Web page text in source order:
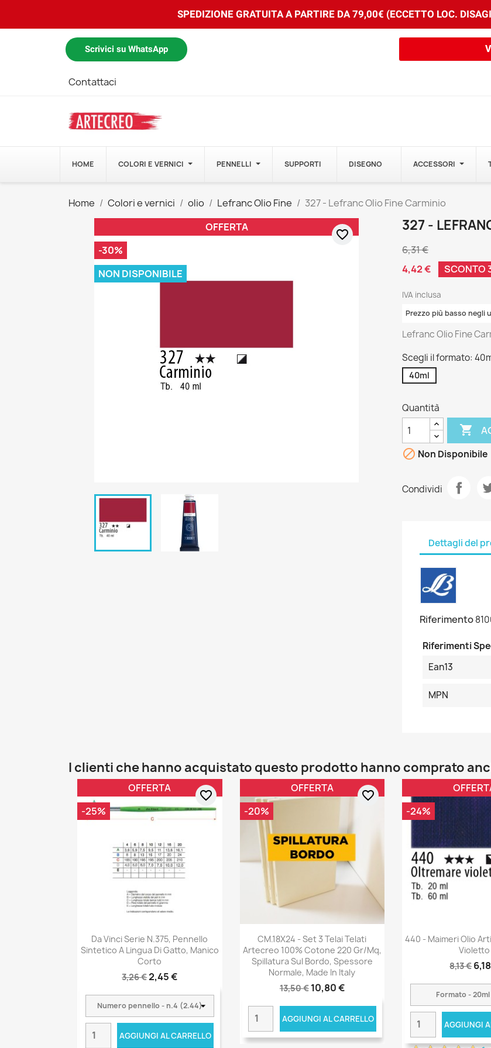
SPEDIZIONE GRATUITA A PARTIRE DA 79,00€ (ECCETTO LOC.
Scrivici su WhatsApp
Contattaci
HOME COLORI E VERNICI PENNELLI SUPPORTI DISEGNO ACCESSORI
Home Colori e vernici olio Lefranc Olio Fine
327 - Lefranc Olio Fine Carminio
OFFERTA
-30%
NON DISPONIBILE
favorite_border
327 -
6,31 €
4,42 €
SCONTO
IVA inclusa
Prezzo più basso negli
Lefranc Olio Fine
Scegli il formato:
40ml
Quantità

 Non Disponibile
Condividi
Dettagli del
Riferimento
Riferimenti
Ean13
MPN
I clienti che hanno acquistato questo prodotto hanno comprato
Da Vinci Serie N.375, Pennello
Sintetico A Lingua Di Gatto, Manico
Corto
3,26 €2,45 €
AGGIUNGI AL CARRELLO
OFFERTA
-25%
favorite_border
CM.18X24 - Set 3 Telai Telati
Artecreo 100% Cotone 220 Gr/mq,
Spillatura Sul Bordo, Spessore
Normale, Made In Italy
13,50 € 10,80 €
AGGIUNGI AL CARRELLO
OFFERTA
-20%
favorite_border
440 - Maimeri Olio
Violetto
8,13 €
AGGIUNGI
-24%